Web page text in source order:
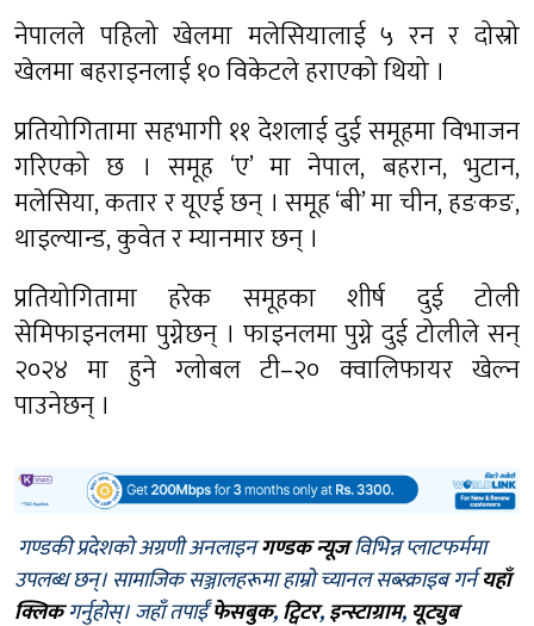
नेपालले पहिलो खेलमा मलेसियालाई ५ रन र दोस्रो
खेलमा बहराइनलाई १० विकेटले हराएको थियो ।
प्रतियोगितामा सहभागी ११ देशलाई दुई समूहमा विभाजन
गरिएको छ । समूह ‘ए’ मा नेपाल, बहरान, भुटान,
मलेसिया, कतार र यूएई छन् । समूह ‘बी’ मा चीन, हङकङ,
थाइल्यान्ड, कुवेत र म्यानमार छन् ।
प्रतियोगितामा हरेक समूहका शीर्ष दुई टोली
सेमिफाइनलमा पुग्नेछन् । फाइनलमा पुग्ने दुई टोलीले सन्
२०२४ मा हुने ग्लोबल टी–२० क्वालिफायर खेल्न
पाउनेछन् ।
गण्डकी प्रदेशको अग्रणी अनलाइनगण्डक न्यूजविभिन्न प्लाटफर्ममा
उपलब्ध छन्। सामाजिक सञ्जालहरूमा हाम्रो च्यानल सब्स्क्राइब गर्नयहाँ
क्लिकगर्नुहोस्। जहाँ तपाईँफेसबुक,ट्विटर,इन्स्टाग्राम, यूट्युब